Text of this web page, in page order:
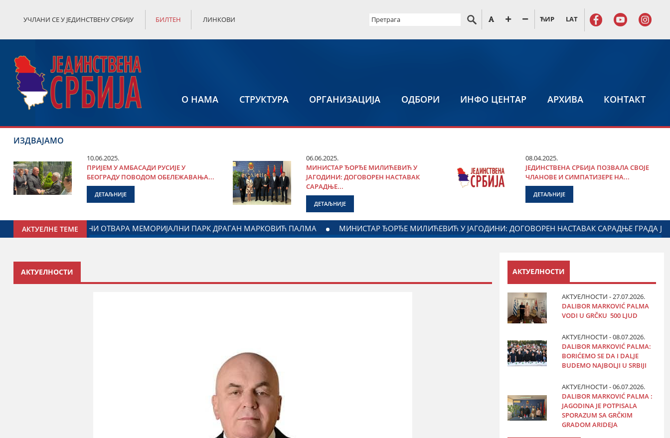
УЧЛАНИ СЕ У ЈЕДИНСТВЕНУ СРБИЈУ БИЛТЕН ЛИНКОВИ ЋИР LAT
О НАМА СТРУКТУРА ОРГАНИЗАЦИЈА ОДБОРИ ИНФО ЦЕНТАР АРХИВА КОНТАКТ
ИЗДВАЈАМО
10.06.2025.
ПРИЈЕМ У АМБАСАДИ РУСИЈЕ У
БЕОГРАДУ ПОВОДОМ ОБЕЛЕЖАВАЊА...
ДЕТАЉНИЈЕ
06.06.2025.
МИНИСТАР ЂОРЂЕ МИЛИЋЕВИЋ У
ЈАГОДИНИ: ДОГОВОРЕН НАСТАВАК
САРАДЊЕ...
ДЕТАЉНИЈЕ
08.04.2025.
ЈЕДИНСТВЕНА СРБИЈА ПОЗВАЛА СВОЈЕ
ЧЛАНОВЕ И СИМПАТИЗЕРЕ НА...
ДЕТАЉНИЈЕ
АКТУЕЛНЕ ТЕМЕ
ПАЛМА МИНИСТАР ЂОРЂЕ МИЛИЋЕВИЋ У ЈАГОДИНИ: ДОГОВОРЕН НАСТАВАК САРАДЊЕ ГРАДА ЈАГОДИНЕ И МИНИСТАРСТВА ЗАДУЖЕНОГ ЗА ОДНОСЕ СА ДИЈАСПОРОМ
АКТУЕЛНОСТИ АКТУЕЛНОСТИ
АКТУЕЛНОСТИ - 27.07.2026.
DALIBOR MARKOVIĆ PALMA
VODI U GRČKU 500 LJUD
АКТУЕЛНОСТИ - 08.07.2026.
DALIBOR MARKOVIĆ PALMA:
BORIĆEMO SE DA I DALJE
BUDEMO NAJBOLJI U SRBIJI
АКТУЕЛНОСТИ - 06.07.2026.
DALIBOR MARKOVIĆ PALMA :
JAGODINA JE POTPISALA
SPORAZUM SA GRČKIM
GRADOM ARIDEJA